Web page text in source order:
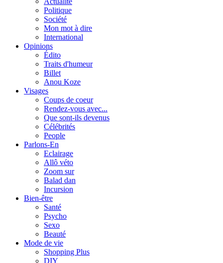
Politique
Société
Mon mot à dire
International
Opinions
Édito
Traits d'humeur
Billet
Anou Koze
Visages
Coups de coeur
Rendez-vous avec...
Que sont-ils devenus
Célébrités
People
Parlons-En
Eclairage
Allô véto
Zoom sur
Balad dan
Incursion
Bien-être
Santé
Psycho
Sexo
Beauté
Mode de vie
Shopping Plus
DIY